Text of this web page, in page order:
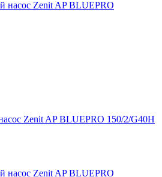
Zenit AP BLUEPRO 150/2/G40H